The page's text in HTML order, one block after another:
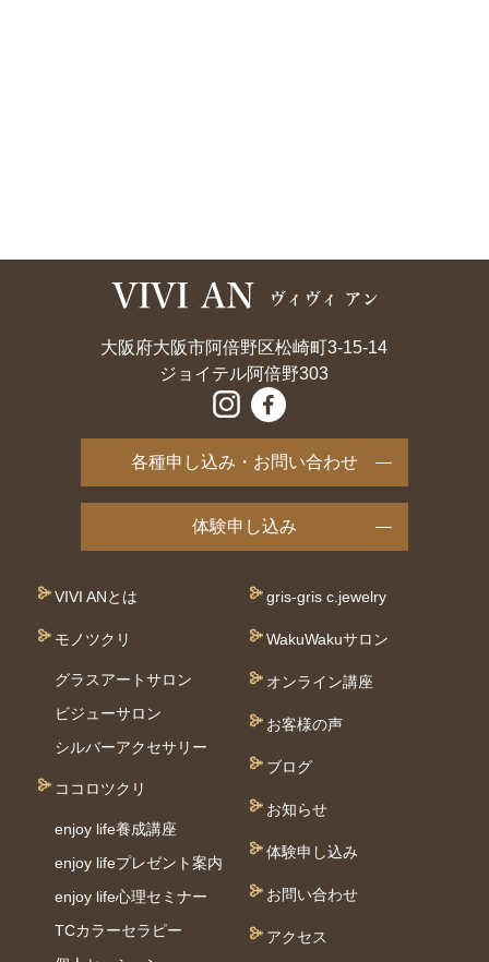
大阪府大阪市阿倍野区松崎町3-15-14
ジョイテル阿倍野303
各種申し込み・お問い合わせ
体験申し込み
VIVI ANとは
モノツクリ
グラスアートサロン
ビジューサロン
シルバーアクセサリー
ココロツクリ
enjoy life養成講座
enjoy lifeプレゼント案内
enjoy life心理セミナー
TCカラーセラピー
gris-gris c.jewelry
WakuWakuサロン
オンライン講座
お客様の声
ブログ
お知らせ
体験申し込み
お問い合わせ
アクセス